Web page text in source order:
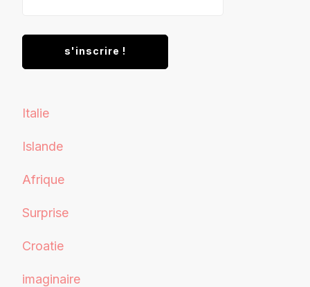
Italie
Islande
Afrique
Surprise
Croatie
imaginaire